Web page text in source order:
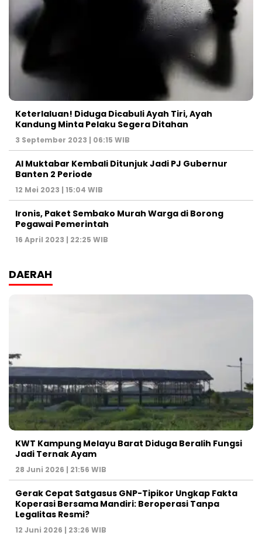
Keterlaluan! Diduga Dicabuli Ayah Tiri, Ayah
Kandung Minta Pelaku Segera Ditahan
3 September 2023 | 06:15 WIB
Al Muktabar Kembali Ditunjuk Jadi PJ Gubernur
Banten 2 Periode
12 Mei 2023 | 15:04 WIB
Ironis, Paket Sembako Murah Warga di Borong
Pegawai Pemerintah
16 April 2023 | 22:25 WIB
DAERAH
KWT Kampung Melayu Barat Diduga Beralih Fungsi
Jadi Ternak Ayam
28 Juni 2026 | 21:56 WIB
Gerak Cepat Satgasus GNP-Tipikor Ungkap Fakta
Koperasi Bersama Mandiri: Beroperasi Tanpa
Legalitas Resmi?
12 Juni 2026 | 23:26 WIB